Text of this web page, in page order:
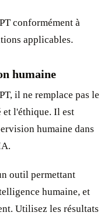
conformément à
applicables.
humaine
il ne remplace pas le
et l'éthique. Il est
humaine dans
outil permettant
humaine, et
Utilisez les résultats